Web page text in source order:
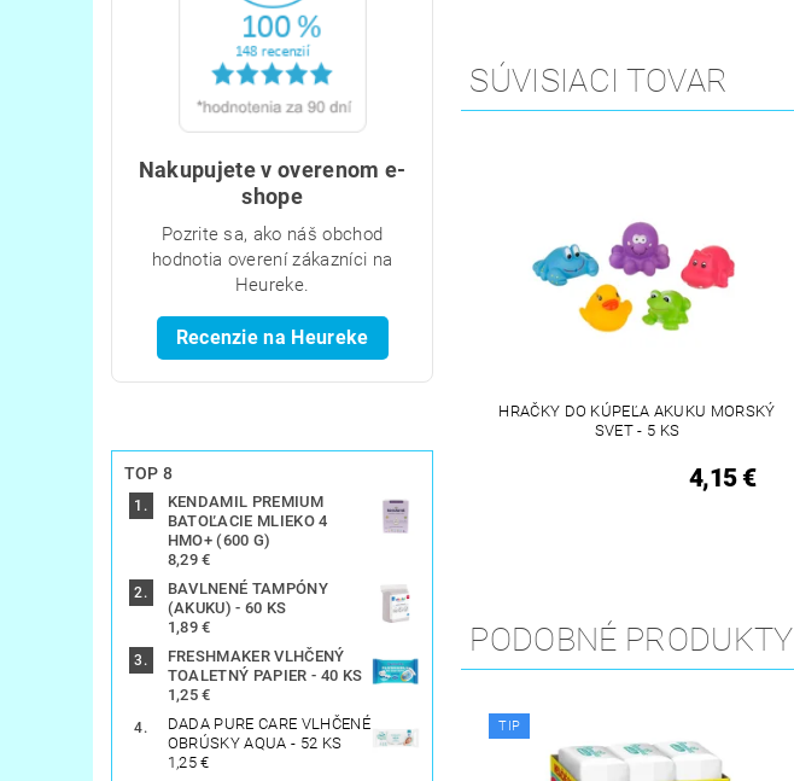
Nakupujete v overenom e-
shope
Pozrite sa, ako náš obchod
hodnotia overení zákazníci na
Heureke.
Recenzie na Heureke
TOP 8
KENDAMIL PREMIUM
BATOĽACIE MLIEKO 4
HMO+ (600 G)
8,29 €
BAVLNENÉ TAMPÓNY
(AKUKU) - 60 KS
1,89 €
FRESHMAKER VLHČENÝ
TOALETNÝ PAPIER - 40 KS
1,25 €
DADA PURE CARE VLHČENÉ
OBRÚSKY AQUA - 52 KS
1,25 €
SÚVISIACI TOVAR
HRAČKY DO KÚPEĽA AKUKU MORSKÝ
SVET - 5 KS
4,15 €
PODOBNÉ PRODUKTY
TIP